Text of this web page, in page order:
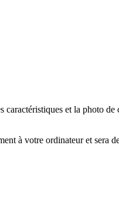
et la photo
à votre ordinateur et sera